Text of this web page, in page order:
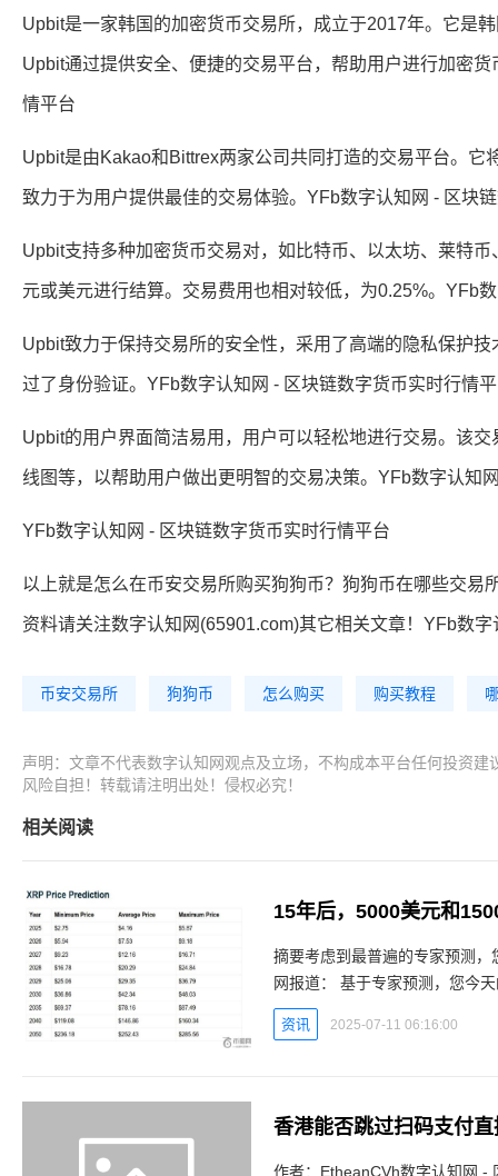
Upbit是一家韩国的加密货币交易所，成立于2017年。它是
Upbit通过提供安全、便捷的交易平台，帮助用户进行加密
情平台
Upbit是由Kakao和Bittrex两家公司共同打造的交易平台。
致力于为用户提供最佳的交易体验。YFb数字认知网 - 区块
Upbit支持多种加密货币交易对，如比特币、以太坊、莱特
元或美元进行结算。交易费用也相对较低，为0.25%。YFb
Upbit致力于保持交易所的安全性，采用了高端的隐私保护
过了身份验证。YFb数字认知网 - 区块链数字货币实时行情
Upbit的用户界面简洁易用，用户可以轻松地进行交易。该
线图等，以帮助用户做出更明智的交易决策。YFb数字认知
YFb数字认知网 - 区块链数字货币实时行情平台
以上就是怎么在币安交易所购买狗狗币？狗狗币在哪些交
资料请关注数字认知网(65901.com)其它相关文章！YFb数
币安交易所 狗狗币 怎么购买 购买教程
声明：文章不代表数字认知网观点及立场，不构成本平台任何投资
风险自担！转载请注明出处！侵权必究！
相关阅读
15年后，5000美元和
摘要考虑到最普遍的专家预测
网报道： 基于专家预测，您今天的XRP投资在未来15年内可能达到什么价值？bDc数字认知
资讯 2025-07-11 06:16:00
香港能否跳过扫码支付
作者：EtheanCVh数字认知网 - 区块链数字货